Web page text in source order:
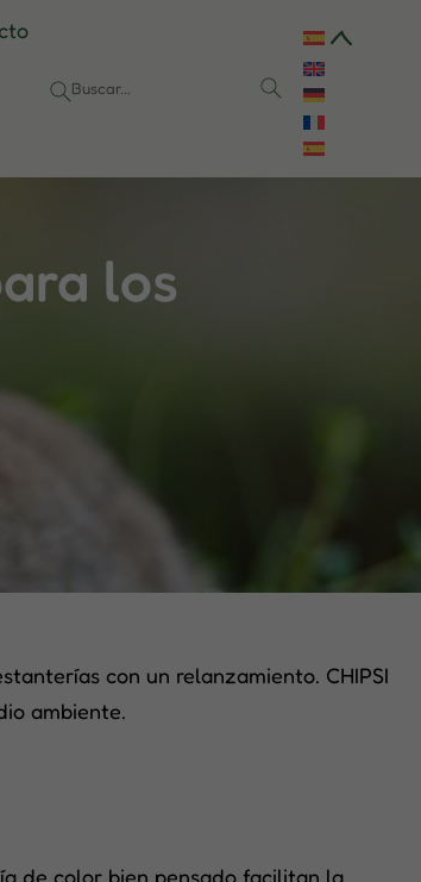
los
con un relanzamiento. CHIPSI
ambiente.
de color bien pensado facilitan la